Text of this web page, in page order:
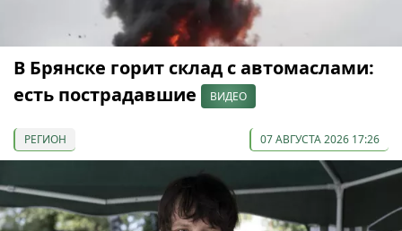
В Брянске горит склад с автомаслами:
есть пострадавшие
ВИДЕО
РЕГИОН 07 АВГУСТА 2026 17:26